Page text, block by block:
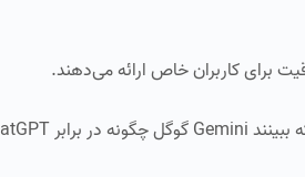
برای کاربران خاص ارائه می‌دهند.